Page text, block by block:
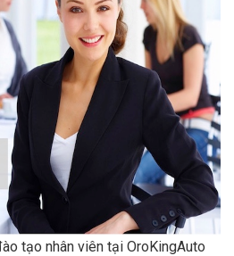
tạo nhân viên tại OroKingAuto